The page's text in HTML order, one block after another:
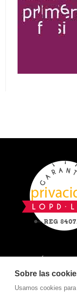
POLÍTICA DE
AVISO LEGAL
POLÍTICA DE
Sobre las
Usamos cookies